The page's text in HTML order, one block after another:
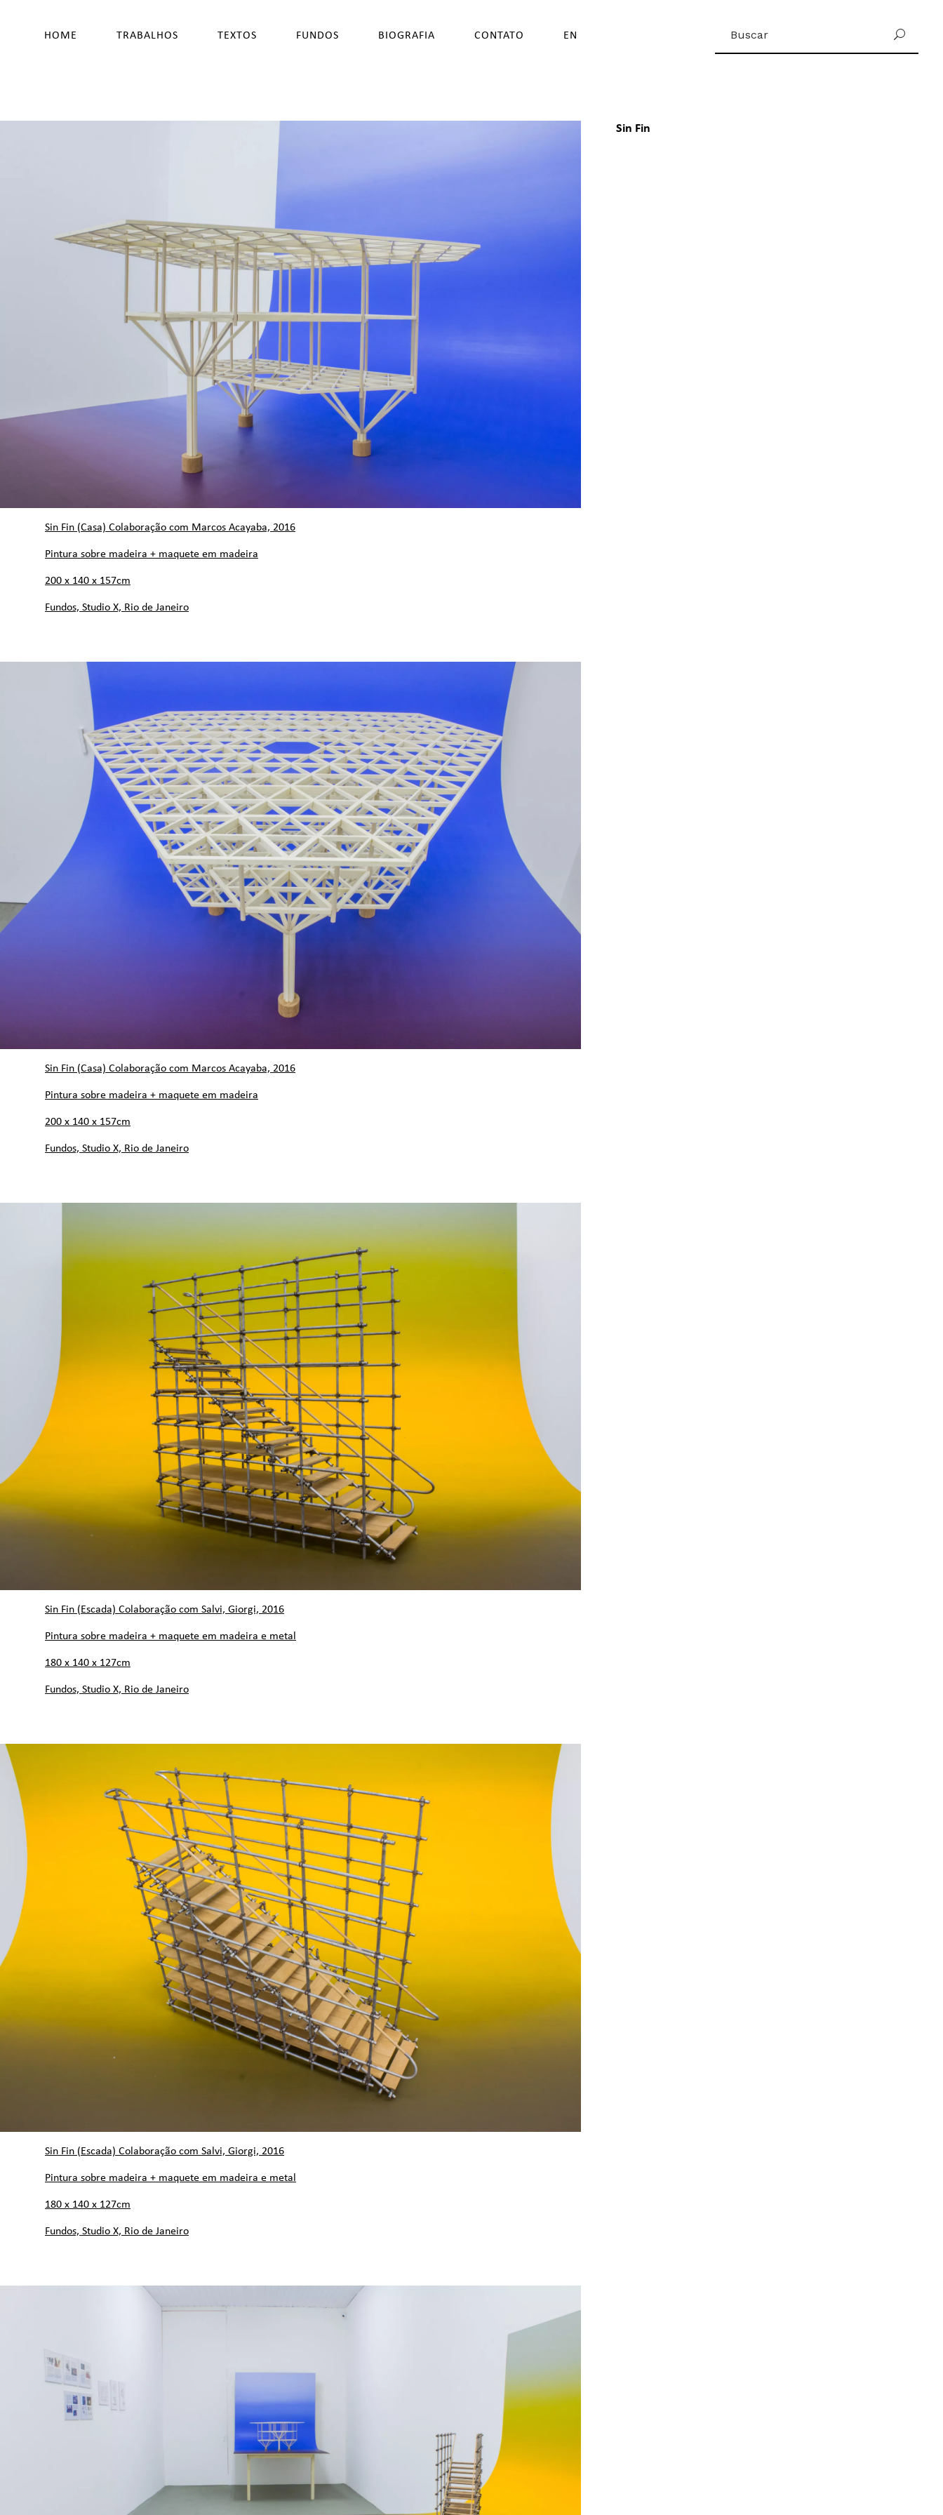
HOME TRABALHOS TEXTOS FUNDOS BIOGRAFIA CONTATO EN U
Sin Fin (Casa) Colaboração com Marcos Acayaba, 2016
Pintura sobre madeira + maquete em madeira
200 x 140 x 157cm
Fundos, Studio X, Rio de Janeiro
Sin Fin (Casa) Colaboração com Marcos Acayaba, 2016
Pintura sobre madeira + maquete em madeira
200 x 140 x 157cm
Fundos, Studio X, Rio de Janeiro
Sin Fin (Escada) Colaboração com Salvi, Giorgi, 2016
Pintura sobre madeira + maquete em madeira e metal
180 x 140 x 127cm
Fundos, Studio X, Rio de Janeiro
Sin Fin (Escada) Colaboração com Salvi, Giorgi, 2016
Pintura sobre madeira + maquete em madeira e metal
180 x 140 x 127cm
Fundos, Studio X, Rio de Janeiro
Sin Fin